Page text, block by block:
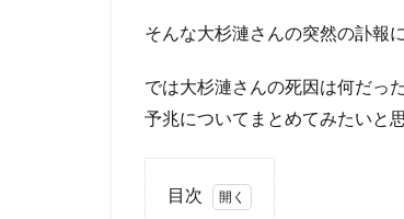
そんな大杉漣さんの突然の訃報
では大杉漣さんの死因は何だっ
予兆についてまとめてみたいと
目次